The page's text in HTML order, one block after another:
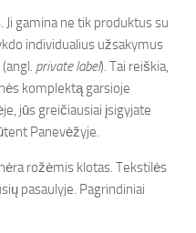
gamina ne tik produktus su
individualius užsakymus
private label). Tai reiškia,
komplektą garsioje
jūs greičiausiai įsigyjate
Panevėžyje.
rožėmis klotas. Tekstilės
pasaulyje. Pagrindiniai